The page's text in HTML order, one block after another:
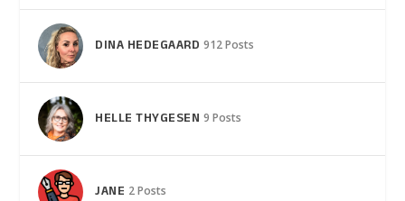
DINA HEDEGAARD 912 Posts
HELLE THYGESEN 9 Posts
JANE 2 Posts